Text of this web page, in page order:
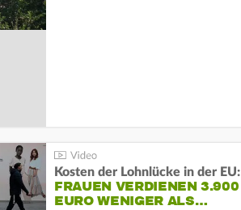
Kosten der Lohnlücke in der EU:
FRAUEN VERDIENEN 3.900
EURO WENIGER ALS…